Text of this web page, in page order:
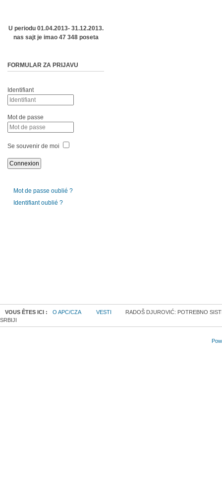
U periodu 01.04.2013- 31.12.2013.
nas sajt je imao 47 348 poseta
FORMULAR ZA PRIJAVU
Identifiant
Mot de passe
Se souvenir de moi
Mot de passe oublié ?
Identifiant oublié ?
VOUS ÊTES ICI : O APC/CZA VESTI
RADOŠ DJUROVIĆ: POTREBNO
SRBIJI